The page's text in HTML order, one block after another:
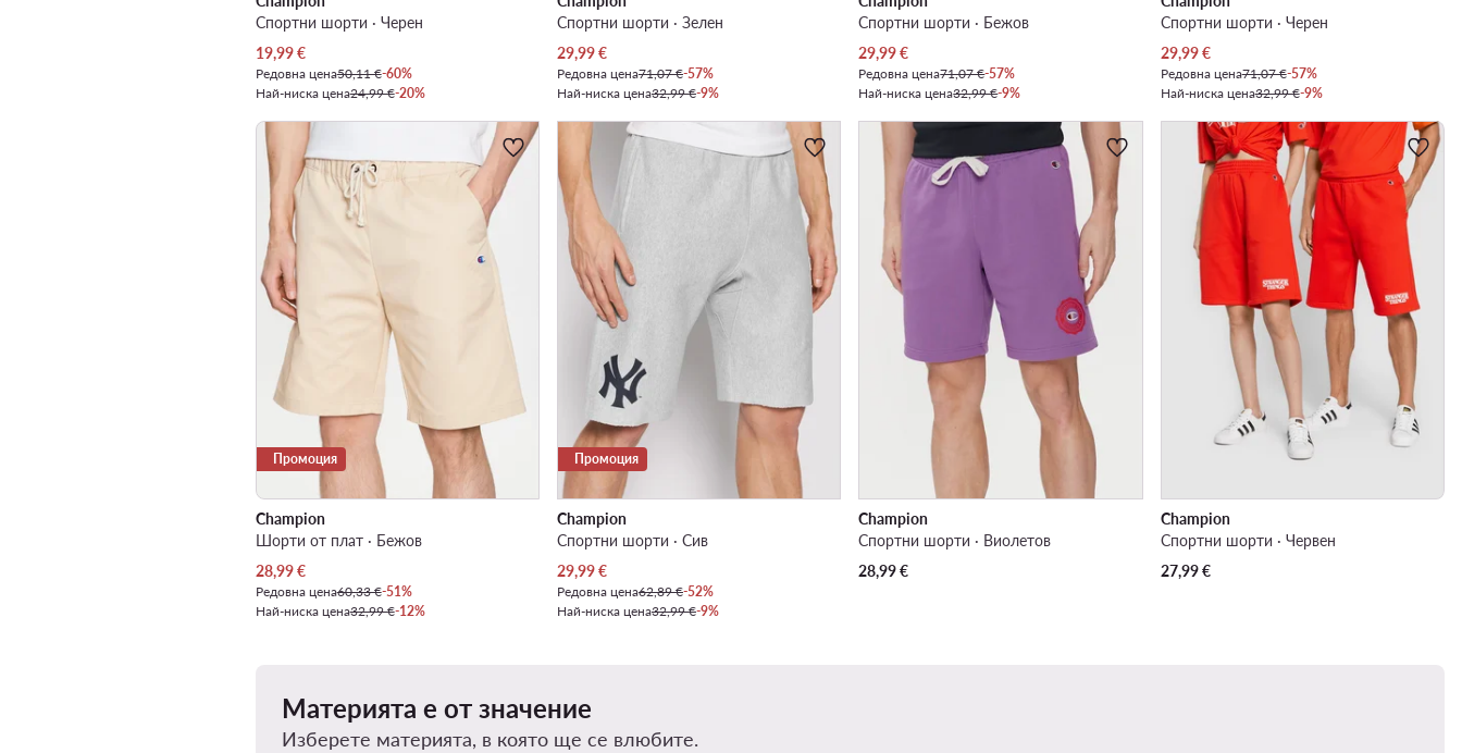
Спортни шорти · Черен
Актуална цена
19,99€
Редовна цена50,11 €-60%
Най-ниска цена24,99 €-20%
Спортни шорти · Зелен
Актуална цена
29,99€
Редовна цена71,07 €-57%
Най-ниска цена32,99 €-9%
Спортни шорти · Бежов
Актуална цена
29,99€
Редовна цена71,07 €-57%
Най-ниска цена32,99 €-9%
Спортни шорти · Черен
Актуална цена
29,99€
Редовна цена71,07 €-57%
Най-ниска цена32,99 €-9%
Промоция
Champion
Шорти от плат · Бежов
Актуална цена
28,99€
Редовна цена60,33 €-51%
Най-ниска цена32,99 €-12%
Промоция
Champion
Спортни шорти · Сив
Актуална цена
29,99€
Редовна цена62,89 €-52%
Най-ниска цена32,99 €-9%
Champion
Спортни шорти · Виолетов
28,99€
Champion
Спортни шорти · Червен
27,99€
Материята е от значение
Изберете материята, в която ще се влюбите.